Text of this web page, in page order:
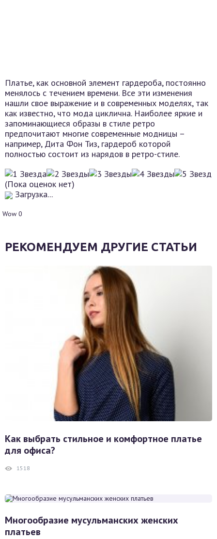
Платье, как основной элемент гардероба, постоянно
менялось с течением времени. Все эти изменения
нашли свое выражение и в современных моделях, так
как известно, что мода циклична. Наиболее яркие и
запоминающиеся образы в стиле ретро
предпочитают многие современные модницы –
например, Дита Фон Тиз, гардероб которой
полностью состоит из нарядов в ретро-стиле.
(Пока оценок нет)
Загрузка...
Wow 0
РЕКОМЕНДУЕМ ДРУГИЕ СТАТЬИ
Как выбрать стильное и комфортное платье
для офиса?
1518
Многообразие мусульманских женских
платьев